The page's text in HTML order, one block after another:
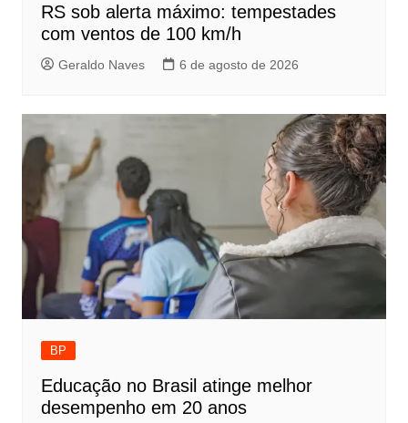
RS sob alerta máximo: tempestades
com ventos de 100 km/h
Geraldo Naves 6 de agosto de 2026
BP
Educação no Brasil atinge melhor
desempenho em 20 anos